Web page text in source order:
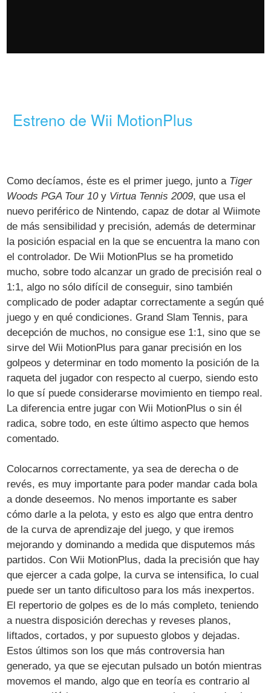
Estreno de Wii MotionPlus
Como decíamos, éste es el primer juego, junto a Tiger
Woods PGA Tour 10y Virtua Tennis 2009, que usa el
nuevo periférico de Nintendo, capaz de dotar al Wiimote
de más sensibilidad y precisión, además de determinar
la posición espacial en la que se encuentra la mano con
el controlador. De Wii MotionPlus se ha prometido
mucho, sobre todo alcanzar un grado de precisión real o
1:1, algo no sólo difícil de conseguir, sino también
complicado de poder adaptar correctamente a según qué
juego y en qué condiciones. Grand Slam Tennis, para
decepción de muchos, no consigue ese 1:1, sino que se
sirve del Wii MotionPlus para ganar precisión en los
golpeos y determinar en todo momento la posición de la
raqueta del jugador con respecto al cuerpo, siendo esto
lo que sí puede considerarse movimiento en tiempo real.
La diferencia entre jugar con Wii MotionPlus o sin él
radica, sobre todo, en este último aspecto que hemos
comentado.
Colocarnos correctamente, ya sea de derecha o de
revés, es muy importante para poder mandar cada bola
a donde deseemos. No menos importante es saber
cómo darle a la pelota, y esto es algo que entra dentro
de la curva de aprendizaje del juego, y que iremos
mejorando y dominando a medida que disputemos más
partidos. Con Wii MotionPlus, dada la precisión que hay
que ejercer a cada golpe, la curva se intensifica, lo cual
puede ser un tanto dificultoso para los más inexpertos.
El repertorio de golpes es de lo más completo, teniendo
a nuestra disposición derechas y reveses planos,
liftados, cortados, y por supuesto globos y dejadas.
Estos últimos son los que más controversia han
generado, ya que se ejecutan pulsado un botón mientras
movemos el mando, algo que en teoría es contrario al